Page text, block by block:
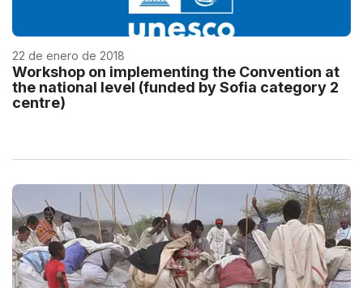
22 de enero de 2018
Workshop on implementing the Convention at
the national level (funded by Sofia category 2
centre)